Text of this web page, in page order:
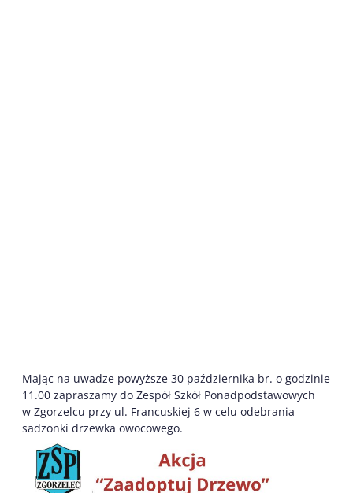
Mając na uwadze powyższe 30 października br. o godzinie
11.00 zapraszamy do Zespół Szkół Ponadpodstawowych
w Zgorzelcu przy ul. Francuskiej 6 w celu odebrania
sadzonki drzewka owocowego.